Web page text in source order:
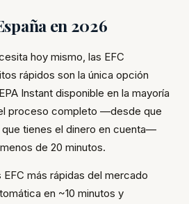
en 2026
hoy mismo, las EFC
rápidos son la única opción
Instant disponible en la mayoría
proceso completo —desde que
que tienes el dinero en cuenta—
de 20 minutos.
más rápidas del mercado
en ~10 minutos y